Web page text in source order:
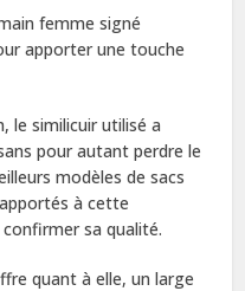
femme signé
apporter une touche
le similicuir utilisé a
pour autant perdre le
modèles de sacs
à cette
sa qualité.
quant à elle, un large